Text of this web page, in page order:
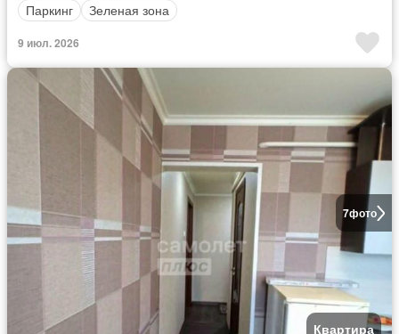
Паркинг
Зеленая зона
9 июл. 2026
7фото
Квартира